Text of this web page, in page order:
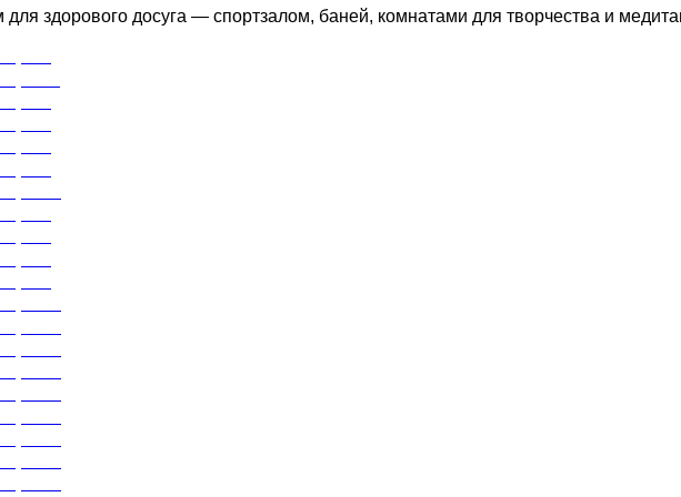
здорового досуга — спортзалом, баней, комнатами для творчества и